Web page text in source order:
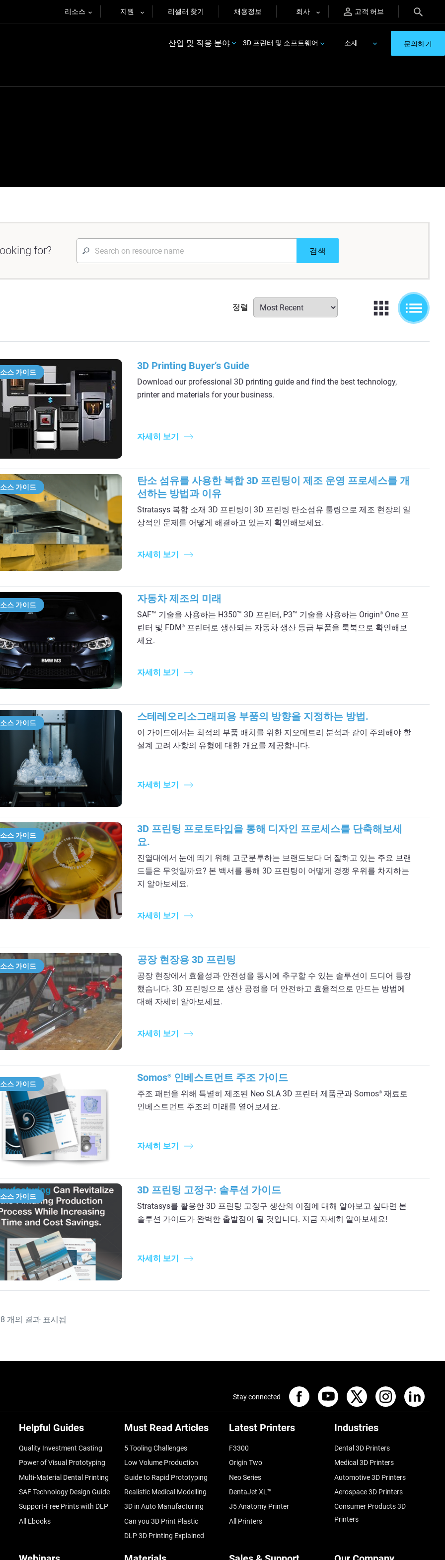
리소스 지원 리셀러 찾기 채용정보 회사 고객 허브
산업 및 적용 분야 3D 프린터 및 소프트웨어 소재 문의하기
for? 검색
정렬
스 가이드
3D Printing Buyer’s Guide
Download our professional 3D printing guide and find the best technology,
printer and materials for your business.
자세히 보기
스 가이드
탄소 섬유를 사용한 복합 3D 프린팅이 제조 운영 프로세스를 개
선하는 방법과 이유
Stratasys 복합 소재 3D 프린팅이 3D 프린팅 탄소섬유 툴링으로 제조 현장의 일
상적인 문제를 어떻게 해결하고 있는지 확인해보세요.
자세히 보기
스 가이드
자동차 제조의 미래
SAF™ 기술을 사용하는 H350™ 3D 프린터, P3™ 기술을 사용하는 Origin® One 프
린터 및 FDM®
프린터로 생산되는 자동차 생산 등급 부품을 룩북으로 확인해보
세요.
자세히 보기
스 가이드
스테레오리소그래피용 부품의 방향을 지정하는 방법.
이 가이드에서는 최적의 부품 배치를 위한 지오메트리 분석과 같이 주의해야 할
설계 고려 사항의 유형에 대한 개요를 제공합니다.
자세히 보기
스 가이드
3D 프린팅 프로토타입을 통해 디자인 프로세스를 단축해보세
요.
진열대에서 눈에 띄기 위해 고군분투하는 브랜드보다 더 잘하고 있는 주요 브랜
드들은 무엇일까요? 본 백서를 통해 3D 프린팅이 어떻게 경쟁 우위를 차지하는
지 알아보세요.
자세히 보기
스 가이드
공장 현장용 3D 프린팅
공장 현장에서 효율성과 안전성을 동시에 추구할 수 있는 솔루션이 드디어 등장
했습니다. 3D 프린팅으로 생산 공정을 더 안전하고 효율적으로 만드는 방법에
대해 자세히 알아보세요.
자세히 보기
스 가이드
Somos® 인베스트먼트 주조 가이드
주조 패턴을 위해 특별히 제조된 Neo SLA 3D 프린터 제품군과 Somos® 재료로
인베스트먼트 주조의 미래를 열어보세요.
자세히 보기
스 가이드
3D 프린팅 고정구: 솔루션 가이드
Stratasys를 활용한 3D 프린팅 고정구 생산의 이점에 대해 알아보고 싶다면 본
솔루션 가이드가 완벽한 출발점이 될 것입니다. 지금 자세히 알아보세요!
자세히 보기
8 개의 결과 표시됨
Helpful Guides
Quality Investment Casting
Power of Visual Prototyping
Multi-Material Dental Printing
SAF Technology Design Guide
Support-Free Prints with DLP
All Ebooks
Must Read Articles
5 Tooling Challenges
Low Volume Production
Guide to Rapid Prototyping
Realistic Medical Modelling
3D in Auto Manufacturing
Can you 3D Print Plastic
DLP 3D Printing Explained
Latest Printers
F3300
Origin Two
Neo Series
DentaJet XL™
J5 Anatomy Printer
All Printers
Industries
Dental 3D Printers
Medical 3D Printers
Automotive 3D Printers
Aerospace 3D Printers
Consumer Products 3D
Printers
Stay connected